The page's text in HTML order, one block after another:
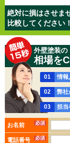
絶対に損はさせま
比較してください！
外壁塗装の
相場を
01 情報
02 弊社
03 担当
お名前 必須
電話番号 必須